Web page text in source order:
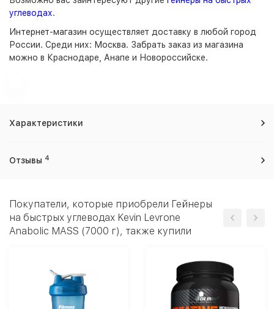
углеводах.
Интернет-магазин осуществляет доставку в любой город
России. Среди них: Москва. Забрать заказ из магазина
можно в Краснодаре, Анапе и Новороссийске.
Характеристики
Отзывы 4
Покупатели, которые приобрели Гейнеры
на быстрых углеводах Kevin Levrone
Anabolic MASS (7000 г), также купили